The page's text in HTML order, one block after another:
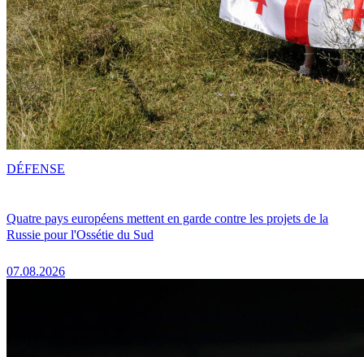
Quatre pays européens mettent en garde contre les projets de la
Russie pour l'Ossétie du Sud
07.08.2026
DÉFENSE